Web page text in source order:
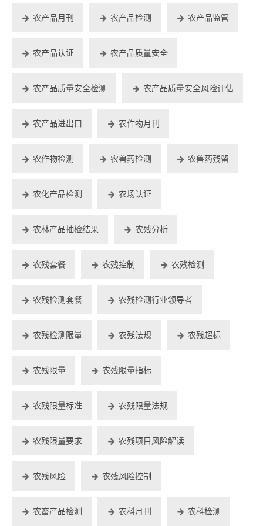
农产品月刊 农产品检测 农产品监管
农产品认证 农产品质量安全
农产品质量安全检测 农产品质量安全风险评估
农产品进出口 农作物月刊
农作物检测 农兽药检测 农兽药残留
农化产品检测 农场认证
农林产品抽检结果 农残分析
农残套餐 农残控制 农残检测
农残检测套餐 农残检测行业领导者
农残检测限量 农残法规 农残超标
农残限量 农残限量指标
农残限量标准 农残限量法规
农残限量要求 农残项目风险解读
农残风险 农残风险控制
农畜产品检测 农科月刊 农科检测